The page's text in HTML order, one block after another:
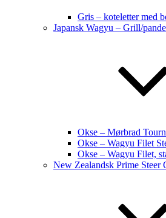
Gris – koteletter med
Japansk Wagyu – Grill/pande
Okse – Mørbrad
Okse – Wagyu Filet
Okse – Wagyu Filet,
New Zealandsk Prime Steer